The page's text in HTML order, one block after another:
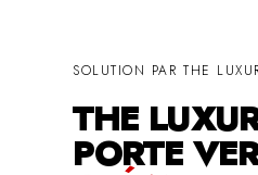
SOLUTION PAR THE
THE
PORTE